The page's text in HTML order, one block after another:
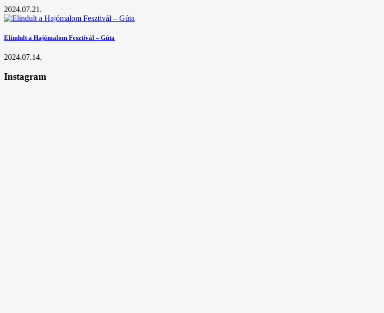
2024.07.21.
Elindult a Hajómalom Fesztivál – Gúta
2024.07.14.
Instagram